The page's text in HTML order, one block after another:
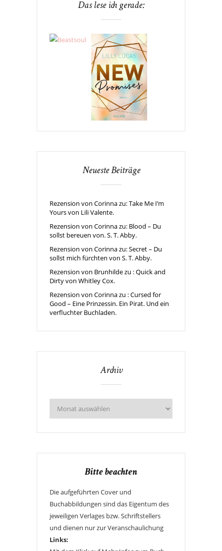
Das lese ich gerade:
Neueste Beiträge
Rezension von Corinna zu: Take Me I’m
Yours von Lili Valente.
Rezension von Corinna zu: Blood – Du
sollst bereuen von. S. T. Abby.
Rezension von Corinna zu: Secret – Du
sollst mich fürchten von S. T. Abby.
Rezension von Brunhilde zu : Quick and
Dirty von Whitley Cox.
Rezension von Corinna zu : Cursed for
Good – Eine Prinzessin. Ein Pirat. Und ein
verfluchter Buchladen.
Archiv
Bitte beachten
Die aufgeführten Cover und
Buchabbildungen sind das Eigentum des
jeweiligen Verlages bzw. Schriftstellers
und dienen nur zur Veranschaulichung
Links: